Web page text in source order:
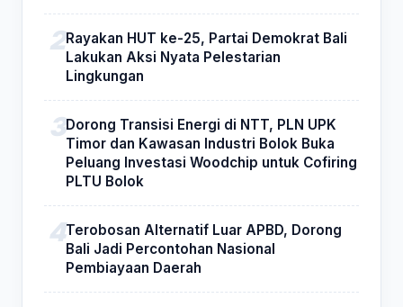
Rayakan HUT ke-25, Partai Demokrat Bali
Lakukan Aksi Nyata Pelestarian
Lingkungan
Dorong Transisi Energi di NTT, PLN UPK
Timor dan Kawasan Industri Bolok Buka
Peluang Investasi Woodchip untuk Cofiring
PLTU Bolok
Terobosan Alternatif Luar APBD, Dorong
Bali Jadi Percontohan Nasional
Pembiayaan Daerah